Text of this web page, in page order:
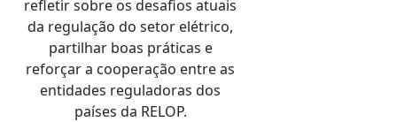
refletir sobre os desafios atuais
da regulação do setor elétrico,
partilhar boas práticas e
reforçar a cooperação entre as
entidades reguladoras dos
países da RELOP.